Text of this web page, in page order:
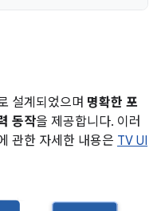
설계되었으며 명확한 포
동작을 제공합니다. 이러
관한 자세한 내용은 TV UI